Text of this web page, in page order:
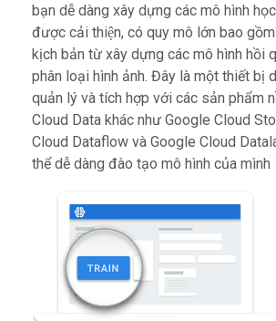
bạn dễ dàng xây dựng các mô hình
được cải thiện, có quy mô lớn bao
kịch bản từ xây dựng các mô hình hồi
phân loại hình ảnh. Đây là một thiết bị
quản lý và tích hợp với các sản phẩm
Cloud Data khác như Google Cloud
Cloud Dataflow và Google Cloud
thể dễ dàng đào tạo mô hình của mình